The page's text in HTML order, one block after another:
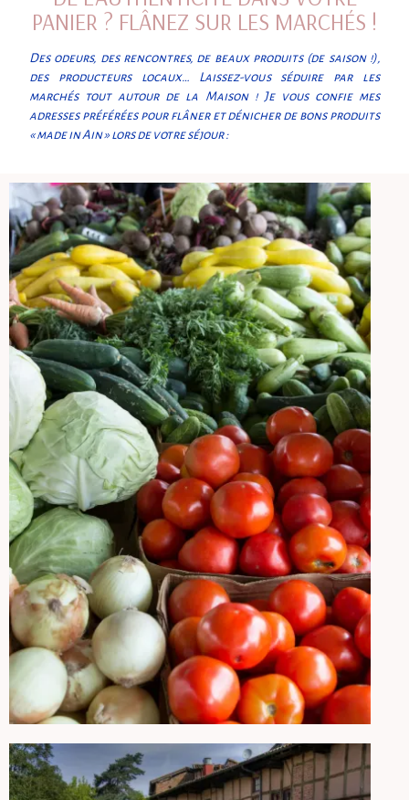
PANIER ? FLÂNEZ SUR LES MARCHÉS !
Des odeurs, des rencontres, de beaux produits (de saison !),
des producteurs locaux… Laissez-vous séduire par les
marchés tout autour de la Maison ! Je vous confie mes
adresses préférées pour flâner et dénicher de bons produits
« made in Ain » lors de votre séjour :